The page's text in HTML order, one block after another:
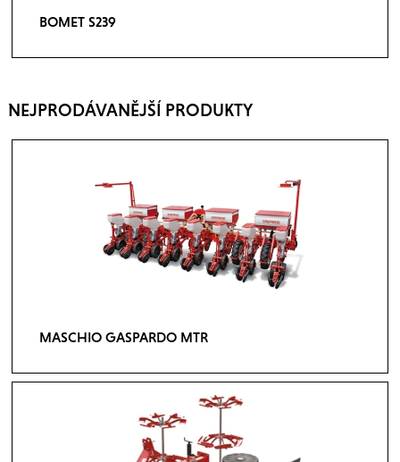
BOMET S239
NEJPRODÁVANĚJŠÍ PRODUKTY
MASCHIO GASPARDO MTR